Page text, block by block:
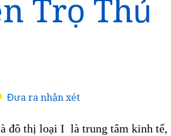
Trọ Thủ
Đưa ra nhận xét
đô thị loại I là trung tâm kinh tế,